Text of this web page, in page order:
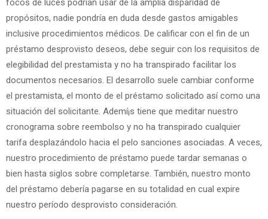
focos de luces podrían usar de la amplia disparidad de
propósitos, nadie pondrí­a en duda desde gastos amigables
inclusive procedimientos médicos. De calificar con el fin de un
préstamo desprovisto deseos, debe seguir con los requisitos de
elegibilidad del prestamista y no ha transpirado facilitar los
documentos necesarios. El desarrollo suele cambiar conforme
el prestamista, el monto de el préstamo solicitado así­ como una
situación del solicitante. Ademí¡s tiene que meditar nuestro
cronograma sobre reembolso y no ha transpirado cualquier
tarifa desplazándolo hacia el pelo sanciones asociadas. A veces,
nuestro procedimiento de préstamo puede tardar semanas o
bien hasta siglos sobre completarse. También, nuestro monto
del préstamo debería pagarse en su totalidad en cual expire
nuestro período desprovisto consideración.